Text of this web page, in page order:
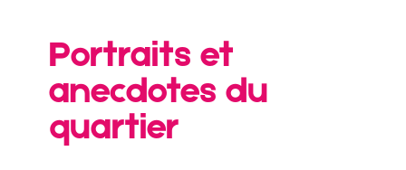
Portraits et
anecdotes du
quartier